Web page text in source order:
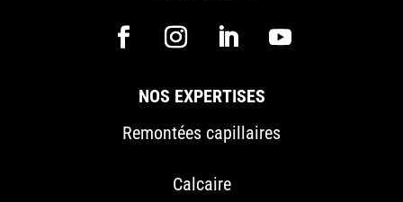
NOS EXPERTISES
Remontées capillaires
Calcaire